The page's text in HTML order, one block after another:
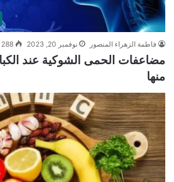
فاطمة الزهراء المنصور نوفمبر 20, 2023 288
مضاعفات الحمى الشوكية عند
منها